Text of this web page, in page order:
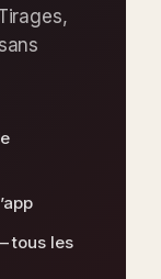
tous les